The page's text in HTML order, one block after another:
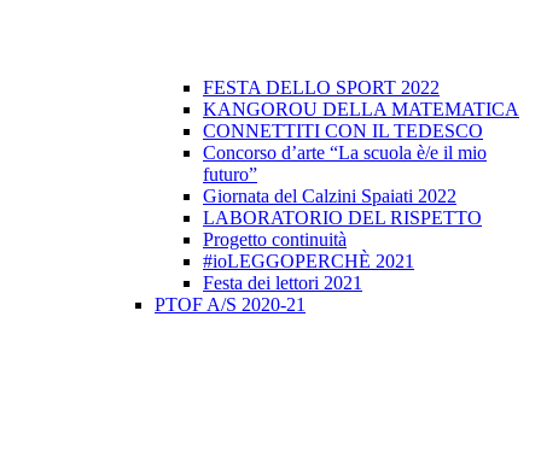
FESTA DELLO SPORT 2022
KANGOROU DELLA MATEMATICA
CONNETTITI CON IL TEDESCO
Concorso d’arte “La scuola è/e il mio
futuro”
Giornata del Calzini Spaiati 2022
LABORATORIO DEL RISPETTO
Progetto continuità
#ioLEGGOPERCHÈ 2021
Festa dei lettori 2021
PTOF A/S 2020-21